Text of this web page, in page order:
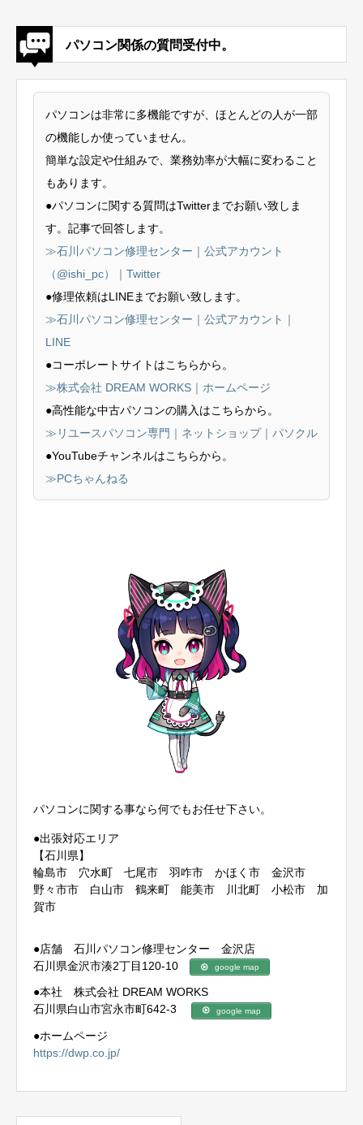
パソコン関係の質問受付中。
パソコンは非常に多機能ですが、ほとんどの人が一部
の機能しか使っていません。
簡単な設定や仕組みで、業務効率が大幅に変わること
もあります。
●パソコンに関する質問はTwitterまでお願い致しま
す。記事で回答します。
≫石川パソコン修理センター｜公式アカウント
（@ishi_pc）｜Twitter
●修理依頼はLINEまでお願い致します。
≫石川パソコン修理センター｜公式アカウント｜
LINE
●コーポレートサイトはこちらから。
≫株式会社 DREAM WORKS｜ホームページ
●高性能な中古パソコンの購入はこちらから。
≫リユースパソコン専門｜ネットショップ｜パソクル
●YouTubeチャンネルはこちらから。
≫PCちゃんねる
パソコンに関する事なら何でもお任せ下さい。
●出張対応エリア
【石川県】
輪島市 穴水町 七尾市 羽咋市 かほく市 金沢市
野々市市 白山市 鶴来町 能美市 川北町 小松市 加
賀市
●店舗 石川パソコン修理センター 金沢店
石川県金沢市湊2丁目120-10
google map
●本社 株式会社 DREAM WORKS
石川県白山市宮永市町642-3
google map
●ホームページ
https://dwp.co.jp/